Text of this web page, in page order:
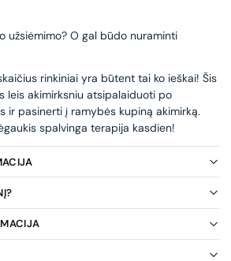
užsiėmimo? O gal būdo nuraminti
rinkiniai yra būtent tai ko ieškai! Šis
leis akimirksniu atsipalaiduoti po
ir pasinerti į ramybės kupiną akimirką.
spalvinga terapija kasdien!